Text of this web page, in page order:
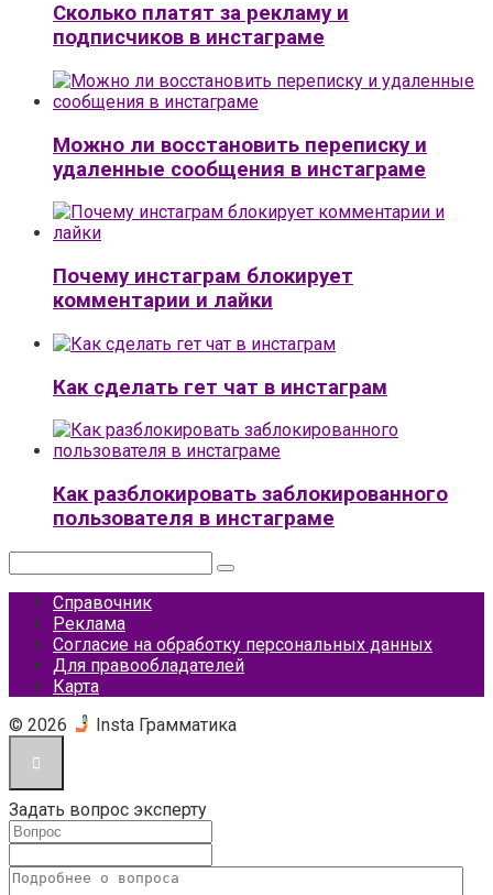
Сколько платят за рекламу и
подписчиков в инстаграме
Можно ли восстановить переписку и
удаленные сообщения в инстаграме
Почему инстаграм блокирует
комментарии и лайки
Как сделать гет чат в инстаграм
Как разблокировать заблокированного
пользователя в инстаграме
Справочник
Реклама
Согласие на обработку персональных данных
Для правообладателей
Карта
© 2026
Insta Грамматика
Задать вопрос эксперту